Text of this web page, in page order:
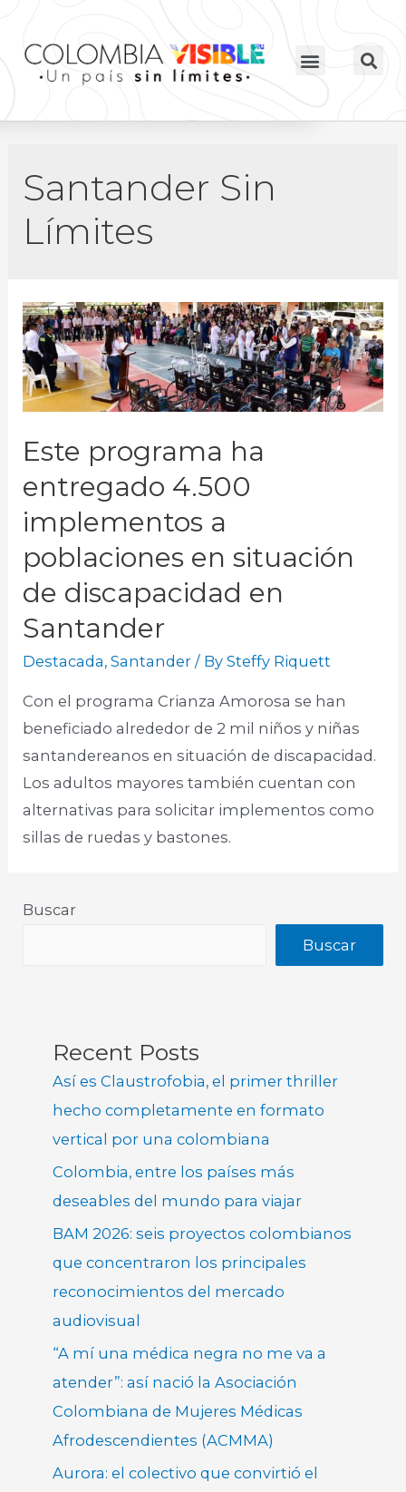
Santander Sin
Límites
Este programa ha
entregado 4.500
implementos a
poblaciones en situación
de discapacidad en
Santander
Destacada,Santander / BySteffy Riquett
Con el programa Crianza Amorosa se han
beneficiado alrededor de 2 mil niños y niñas
santandereanos en situación de discapacidad.
Los adultos mayores también cuentan con
alternativas para solicitar implementos como
sillas de ruedas y bastones.​
Buscar
Buscar
Recent Posts
Así es Claustrofobia, el primer thriller
hecho completamente en formato
vertical por una colombiana
Colombia, entre los países más
deseables del mundo para viajar
BAM 2026: seis proyectos colombianos
que concentraron los principales
reconocimientos del mercado
audiovisual
“A mí una médica negra no me va a
atender”: así nació la Asociación
Colombiana de Mujeres Médicas
Afrodescendientes (ACMMA)
Aurora: el colectivo que convirtió el